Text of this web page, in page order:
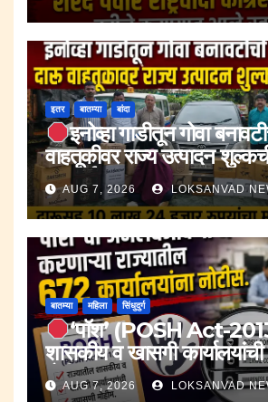
इतर बातम्या बांदा
इनोव्हा गाडीतून गोवा
वाहतूकीवर राज्य उत्पादन
कारवाई.;दारूसह १० लाख २४
मुद्देमाल जप्त.
AUG 7, 2026 LOKSANVAD
बातम्या महिला सिंधुदुर्ग
‘पॉश’ (POSH Act-
शासकीय व खासगी
मोहीम..
AUG 7, 2026 LOKSANVAD